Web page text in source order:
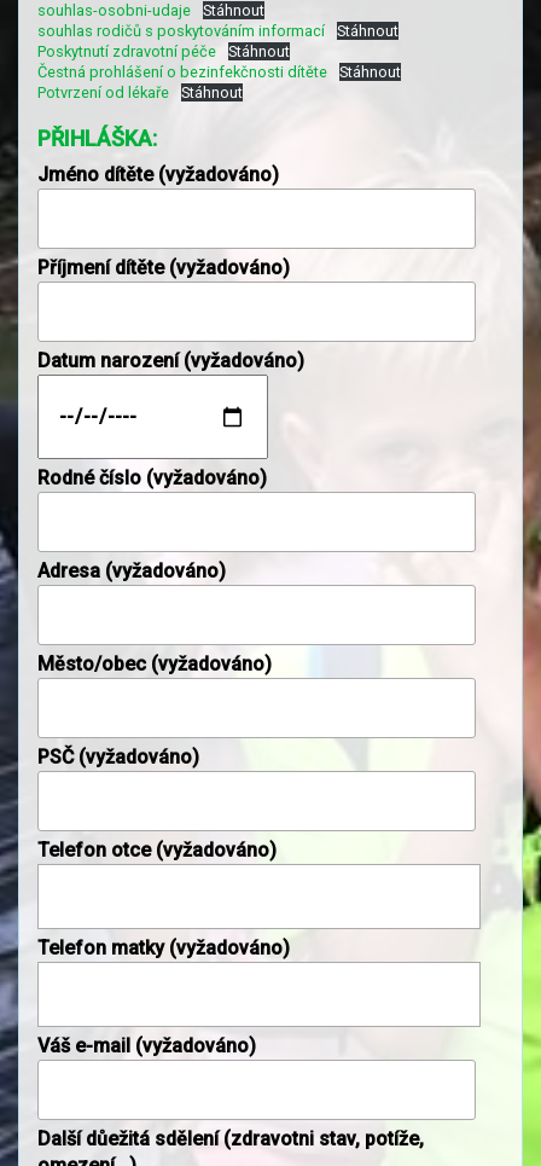
souhlas-osobni-udaje
Stáhnout
souhlas rodičů s poskytováním informací
Stáhnout
Poskytnutí zdravotní péče
Stáhnout
Čestná prohlášení o bezinfekčnosti dítěte
Stáhnout
Potvrzení od lékaře
Stáhnout
PŘIHLÁŠKA:
Jméno dítěte (vyžadováno)
Příjmení dítěte (vyžadováno)
Datum narození (vyžadováno)
Rodné číslo (vyžadováno)
Adresa (vyžadováno)
Město/obec (vyžadováno)
PSČ (vyžadováno)
Telefon otce (vyžadováno)
Telefon matky (vyžadováno)
Váš e-mail (vyžadováno)
Další důežitá sdělení (zdravotni stav, potíže,